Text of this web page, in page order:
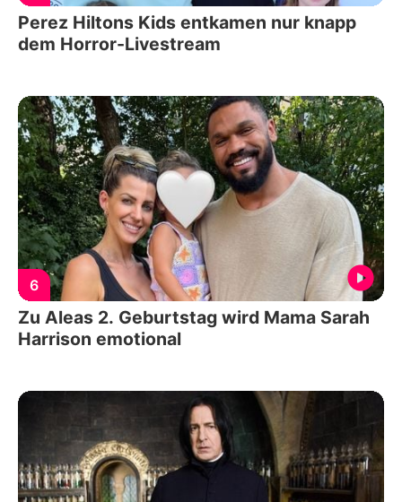
Perez Hiltons Kids entkamen nur knapp
dem Horror-Livestream
6
Zu Aleas 2. Geburtstag wird Mama Sarah
Harrison emotional